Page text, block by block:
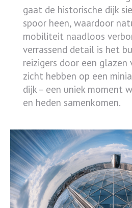
gaat de historische dijk
spoor heen, waardoor
mobiliteit naadloos
verrassend detail is het
reizigers door een
zicht hebben op een
dijk – een uniek moment
en heden samenkomen.